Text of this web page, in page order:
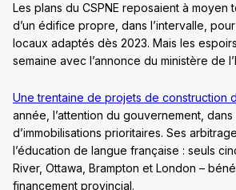
Les plans du CSPNE reposaient à moyen
d’un édifice propre, dans l’intervalle,
locaux adaptés dès 2023. Mais les
semaine avec l’annonce du ministère de
Une trentaine de projets de construction
année, l’attention du gouvernement,
d’immobilisations prioritaires. Ses
l’éducation de langue française : seuls
River, Ottawa, Brampton et London –
financement provincial.